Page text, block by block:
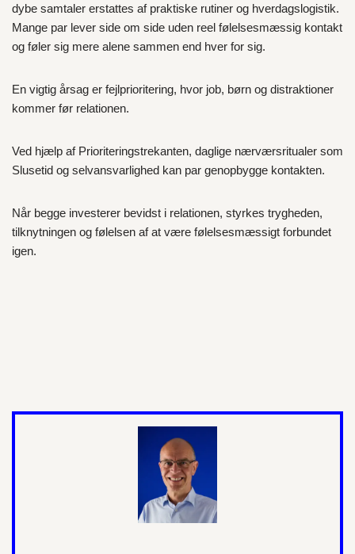
dybe samtaler erstattes af praktiske rutiner og hverdagslogistik.
Mange par lever side om side uden reel følelsesmæssig kontakt
og føler sig mere alene sammen end hver for sig.
En vigtig årsag er fejlprioritering, hvor job, børn og distraktioner
kommer før relationen.
Ved hjælp af Prioriteringstrekanten, daglige nærværsritualer som
Slusetid og selvansvarlighed kan par genopbygge kontakten.
Når begge investerer bevidst i relationen, styrkes trygheden,
tilknytningen og følelsen af at være følelsesmæssigt forbundet
igen.